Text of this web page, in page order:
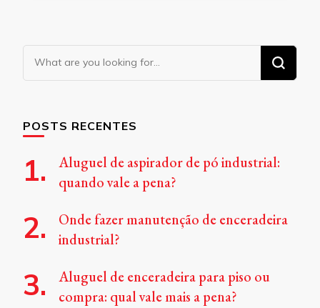
Looking
for
POSTS RECENTES
Aluguel de aspirador de pó industrial:
quando vale a pena?
Onde fazer manutenção de enceradeira
industrial?
Aluguel de enceradeira para piso ou
compra: qual vale mais a pena?